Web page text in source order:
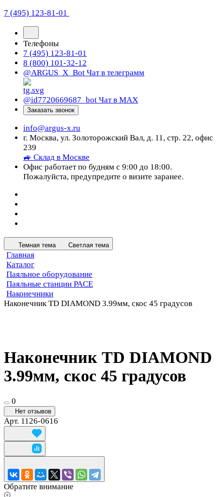
7 (495) 123-81-01
Телефоны
7 (495) 123-81-01
8 (800) 101-32-12
@ARGUS_X_Bot Чат в телеграмм
@id7720669687_bot Чат в МАХ
Заказать звонок
info@argus-x.ru
г. Москва, ул. Золоторожский Вал, д. 11, стр. 22, офис
239
🚙 Склад в Москве
Офис работает по будням с 9:00 до 18:00.
Пожалуйста, предупредите о визите заранее.
Темная тема Светлая тема
Главная
Каталог
Паяльное оборудование
Паяльные станции PACE
Наконечники
Наконечник TD DIAMOND 3.99мм, скос 45 градусов
Наконечник TD DIAMOND
3.99мм, скос 45 градусов
0
Нет отзывов
Арт. 1126-0616
Обратите внимание